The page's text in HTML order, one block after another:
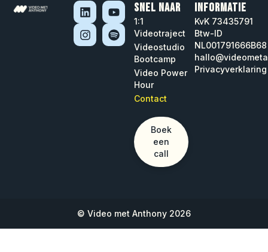
SNEL NAAR
1:1
Videotraject
Videostudio
Bootcamp
Video Power
Hour
Contact
Boek
een
call
INFORMATIE
KvK 73435791
Btw-ID
NL001791666B68
Privacyverklaring
© Video met Anthony 2026